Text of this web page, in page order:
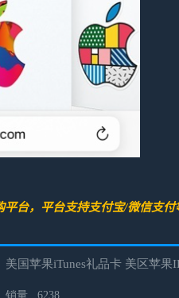
平台，平台支持支付宝/微信支